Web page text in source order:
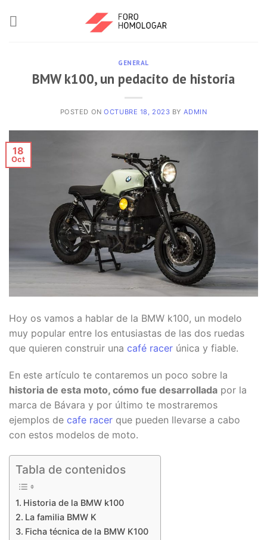
GENERAL
BMW k100, un pedacito de historia
POSTED ONOCTUBRE 18, 2023 BY ADMIN
18
Oct
Hoy os vamos a hablar de la BMW k100, un modelo
muy popular entre los entusiastas de las dos ruedas
que quieren construir una café racer única y fiable.
En este artículo te contaremos un poco sobre la
historia de esta moto, cómo fue desarrollada por la
marca de Bávara y por último te mostraremos
ejemplos de cafe racer que pueden llevarse a cabo
con estos modelos de moto.
Tabla de contenidos
Historia de la BMW k100
La familia BMW K
Ficha técnica de la BMW K100